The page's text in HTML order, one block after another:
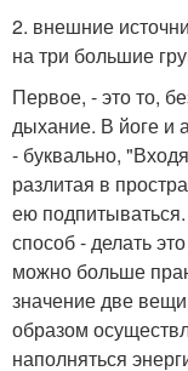
2. внешние
на три большие
Первое, - это то,
дыхание. В йоге и
- буквально,
разлитая в
ею
способ - делать
можно больше
значение две
образом
наполняться